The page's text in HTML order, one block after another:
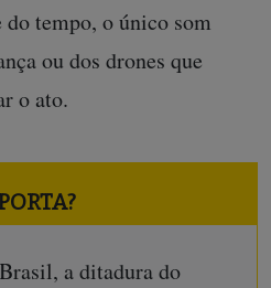
tempo, o único som
ou dos drones que
o ato.
a ditadura do